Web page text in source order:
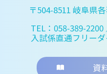
〒504-8511 岐阜県
TEL：058-389-2200
入試係直通フリー
資